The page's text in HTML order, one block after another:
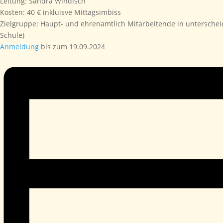
Kosten: 40 € inkluisve Mittagsimbiss
Zielgruppe: Haupt- und ehrenamtlich Mitarbeitende in
Schule)
Anmeldung bis zum 19.09.2024